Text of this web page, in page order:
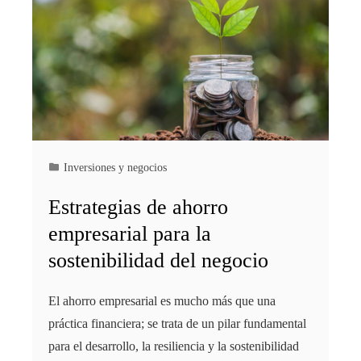
Inversiones y negocios
Estrategias de ahorro
empresarial para la
sostenibilidad del negocio
El ahorro empresarial es mucho más que una
práctica financiera; se trata de un pilar fundamental
para el desarrollo, la resiliencia y la sostenibilidad